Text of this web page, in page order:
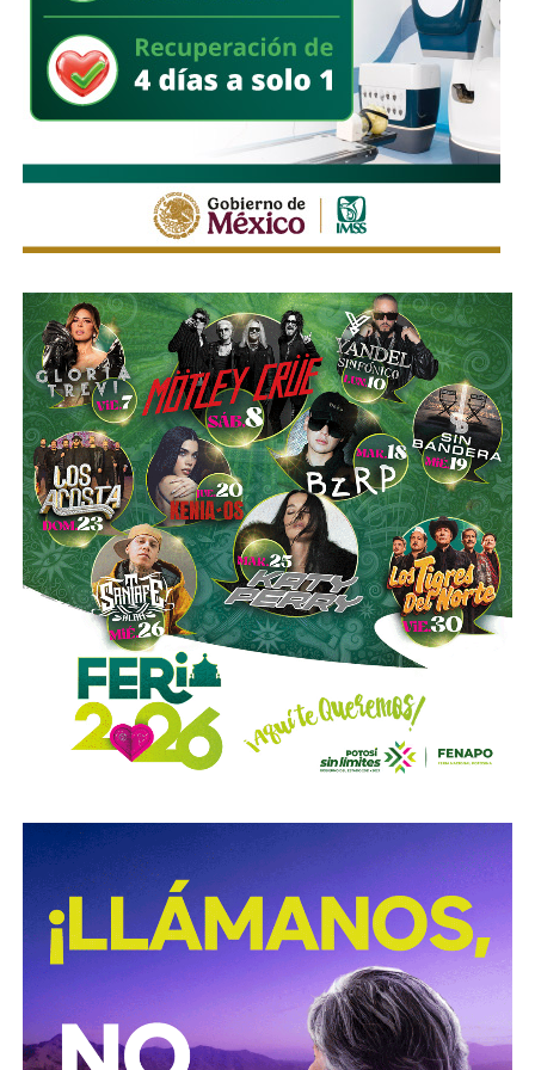
Empezó con 7.8%, lo que lo volvió su tercer mayor
accionista; y hace unas semanas, se acabó se consolidar.
El pasado mes de junio, como parte de un aumento de
capital de alrededor de 7 mil millones de pesos aprobado
por los accionistas de Televisa, la empresa informó que l
participación de Martínez podría llegar a 22.3% una
vez se conviertan las obligaciones que compró, lo
que lo convertiría en el mayor accionista individual de
la compañía.
Esa conversión todavía no ocurre: se proyecta para 2027.
Azcárraga ha reducido considerablemente sus acciones
de la compañía, aunque conserva (vía un fideicomiso
familiar y una clase especial de acciones) el control formal
del voto de la empresa, independientemente de cuánto
capital tenga cada quien. En resumidas cuentas, aunque
Emilio Azcárraga tiene el poder de decisión,el mismo
financiero que reparte el control de El Realito con los
dos hombres más poderosos de Televisa está, al
mismo tiempo, camino a convertirse en el mayor
dueño accionario de la propia televisora.
David Martínez es apodado coloquialmente como “El
Fantasma de Wall Street
”, y ha adquirido un poder
inmenso en Latinoamérica, especialmente en Argentina,
donde ha servido como negociador para la deuda nacional
y en 2017, fue considerado por Forbes como el hombre